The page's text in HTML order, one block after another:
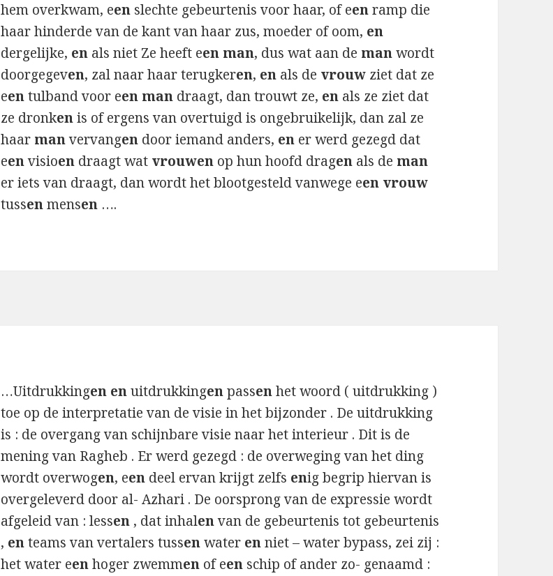
hem overkwam, een slechte gebeurtenis voor haar, of eenramp die
haar hinderde van de kant van haar zus, moeder of oom, en
dergelijke, en als niet Ze heeft een man, dus wat aan de manwordt
doorgegeven, zal naar haar terugkeren, en als de vrouw ziet dat ze
eentulband voor een man draagt, dan trouwt ze, en als ze ziet dat
ze dronkenis of ergens van overtuigd is ongebruikelijk, dan zal ze
haar manvervangen door iemand anders, en er werd gezegd dat
eenvisioen draagt ​​wat vrouwen op hun hoofd dragen als de man
er iets van draagt, dan wordt het blootgesteld vanwege een vrouw
tussenmensen ….
…Uitdrukkingen enuitdrukkingenpassenhet woord ( uitdrukking )
toe op de interpretatie van de visie in het bijzonder . De uitdrukking
is : de overgang van schijnbare visie naar het interieur . Dit is de
mening van Ragheb . Er werd gezegd : de overweging van het ding
wordt overwogen, een deel ervan krijgt zelfs enig begrip hiervan is
overgeleverd door al- Azhari . De oorsprong van de expressie wordt
afgeleid van : lessen , dat inhalenvan de gebeurtenis tot gebeurtenis
, enteams van vertalers tussenwater enniet – water bypass, zei zij :
het water eenhoger zwemmen of een schip of ander zo- genaamd :